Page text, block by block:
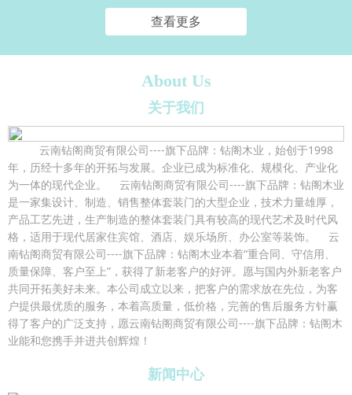
查看更多
About Us
关于我们
云南钻阁商贸有限公司----旗下品牌：钻阁木业，始创于1998
年，历经十多年的开拓与发展。企业已成为标准化、规模化、产业化
为一体的现代企业。 云南钻阁商贸有限公司----旗下品牌：钻阁木业
是一家集设计、制造、销售整体套装门的大型企业，技术力量雄厚，
产品工艺先进，生产制造的整体套装门具有较高的现代艺术及时代风
格，适用于现代居家住宾馆、酒店、娱乐场所、办公室等装饰。 云
南钻阁商贸有限公司----旗下品牌：钻阁木业本着“重合同、守信用、
质量保障、客户至上”，获得了新老客户的好评。愿与国内外新老客户
共同开拓美好未来。本公司成立以来，把客户的需求放在先位，为客
户提供最优质的服务，本着高质量，低价格，完善的售后服务方针赢
得了客户的广泛支持，愿云南钻阁商贸有限公司----旗下品牌：钻阁木
业能和您携手并进共创辉煌！
新闻中心